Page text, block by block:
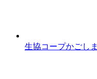
生協コープかごしま